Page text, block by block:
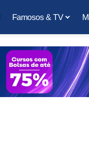
Famosos & TV